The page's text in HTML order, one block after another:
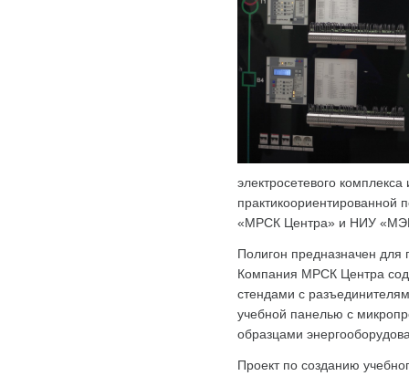
электросетевого
практикоориентированной
«МРСК Центра» и НИУ
Полигон предназначен для
Компания МРСК Центра
стендами с
учебной панелью с
образцами
Проект по созданию